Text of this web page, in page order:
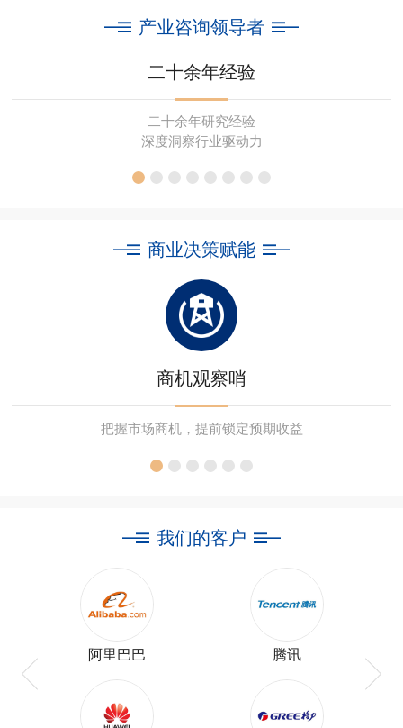
产业咨询领导者
二十余年经验
二十余年研究经验
深度洞察行业驱动力
商业决策赋能
商机观察哨
把握市场商机，提前锁定预期收益
我们的客户
阿里巴巴 腾讯